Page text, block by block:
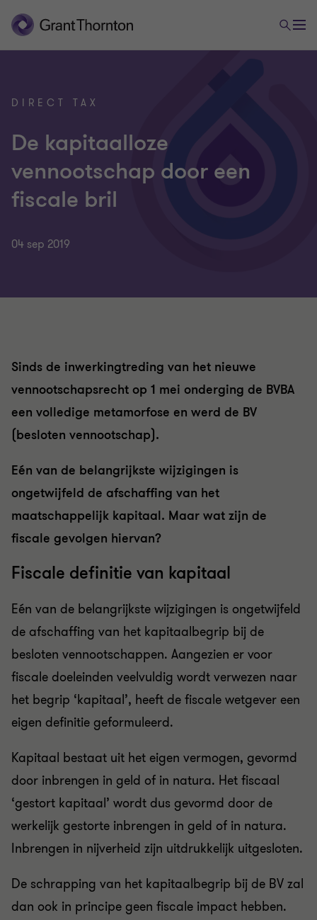
DIRECT TAX
De kapitaalloze
vennootschap door een
fiscale bril
04 sep 2019
Sinds de inwerkingtreding van het nieuwe
vennootschapsrecht op 1 mei onderging de BVBA
een volledige metamorfose en werd de BV
(besloten vennootschap).
Eén van de belangrijkste wijzigingen is
ongetwijfeld de afschaffing van het
maatschappelijk kapitaal. Maar wat zijn de
fiscale gevolgen hiervan?
Fiscale definitie van kapitaal
Eén van de belangrijkste wijzigingen is ongetwijfeld
de afschaffing van het kapitaalbegrip bij de
besloten vennootschappen. Aangezien er voor
fiscale doeleinden veelvuldig wordt verwezen naar
het begrip ‘kapitaal’, heeft de fiscale wetgever een
eigen definitie geformuleerd.
Kapitaal bestaat uit het eigen vermogen, gevormd
door inbrengen in geld of in natura. Het fiscaal
‘gestort kapitaal’ wordt dus gevormd door de
werkelijk gestorte inbrengen in geld of in natura.
Inbrengen in nijverheid zijn uitdrukkelijk uitgesloten.
De schrapping van het kapitaalbegrip bij de BV zal
dan ook in principe geen fiscale impact hebben.